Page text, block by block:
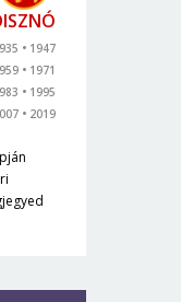
1947
1971
1995
2019